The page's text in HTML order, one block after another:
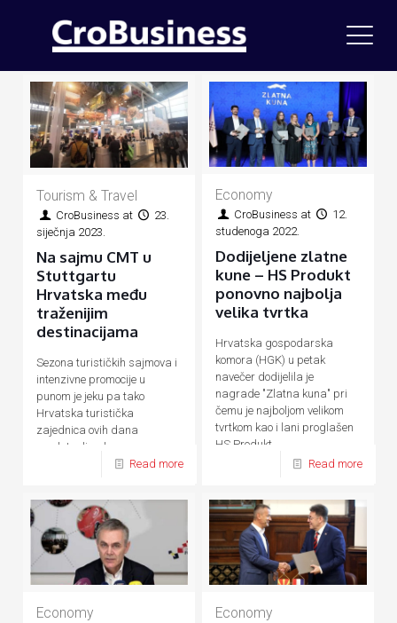
Tourism & Travel
CroBusiness at
23.
siječnja 2023.
Na sajmu CMT u
Stuttgartu
Hrvatska među
traženijim
destinacijama
Sezona turističkih sajmova i
intenzivne promocije u
punom je jeku pa tako
Hrvatska turistička
zajednica ovih dana
predstavlja ukupnu
hrvatsku turističku ponudu
Read more
Economy
CroBusiness at
12.
studenoga 2022.
Dodijeljene zlatne
kune – HS Produkt
ponovno najbolja
velika tvrtka
Hrvatska gospodarska
komora (HGK) u petak
navečer dodijelila je
nagrade "Zlatna kuna" pri
čemu je najboljom velikom
tvrtkom kao i lani proglašen
HS Produkt
Read more
Economy Economy